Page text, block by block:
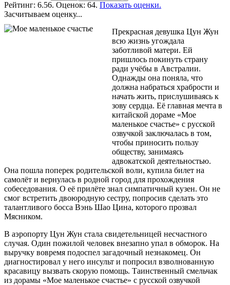
Рейтинг: 6.56. Оценок: 64. Показать оценки.
Засчитываем оценку...
Прекрасная девушка Цун Жун
всю жизнь угождала
заботливой матери. Ей
пришлось покинуть страну
ради учёбы в Австралии.
Однажды она поняла, что
должна набраться храбрости и
начать жить, прислушиваясь к
зову сердца. Её главная мечта в
китайской дораме «Мое
маленькое счастье» с русской
озвучкой заключалась в том,
чтобы приносить пользу
обществу, занимаясь
адвокатской деятельностью.
Она пошла поперек родительской воли, купила билет на
самолёт и вернулась в родной город для прохождения
собеседования. О её прилёте знал симпатичный кузен. Он не
смог встретить двоюродную сестру, попросив сделать это
талантливого босса Вэнь Шао Цина, которого прозвал
Мясником.
В аэропорту Цун Жун стала свидетельницей несчастного
случая. Один пожилой человек внезапно упал в обморок. На
выручку вовремя подоспел загадочный незнакомец. Он
диагностировал у него инсульт и попросил взволнованную
красавицу вызвать скорую помощь. Таинственный смельчак
из дорамы «Мое маленькое счастье» с русской озвучкой